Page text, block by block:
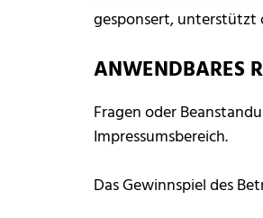
gesponsert, unterstützt
ANWENDBARES
Fragen oder
Impressumsbereich.
Das Gewinnspiel des